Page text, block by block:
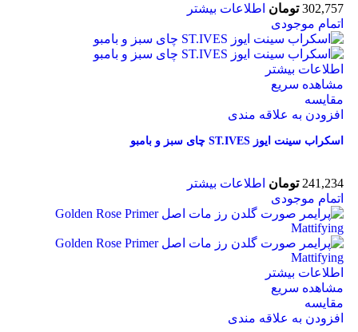
302,757 تومان اطلاعات بیشتر
اتمام موجودی
اطلاعات بیشتر
مشاهده سریع
مقایسه
افزودن به علاقه مندی
اسکراب سینت ایوز ST.IVES چای سبز و بامبو
241,234 تومان اطلاعات بیشتر
اتمام موجودی
اطلاعات بیشتر
مشاهده سریع
مقایسه
افزودن به علاقه مندی